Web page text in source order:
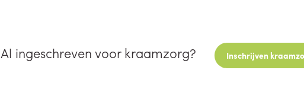
Al ingeschreven voor kraamzorg? Inschrijven